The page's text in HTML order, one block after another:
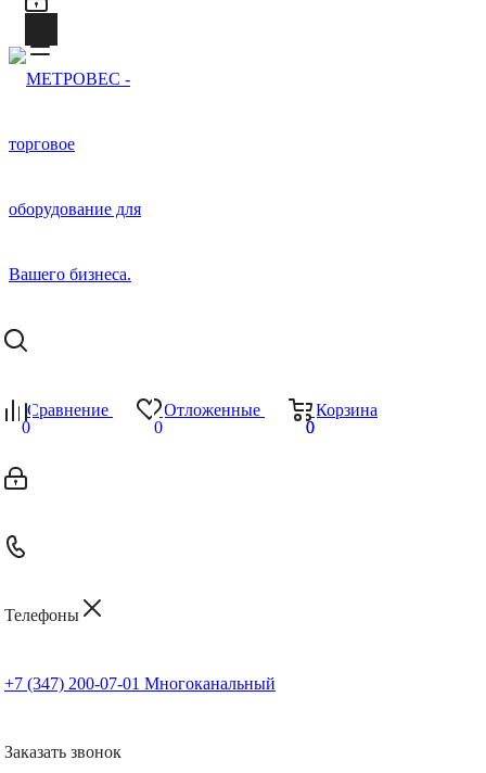
Сравнение
0
Отложенные
0
Корзина
0
0
Телефоны
+7 (347) 200-07-01 Многоканальный
Заказать звонок